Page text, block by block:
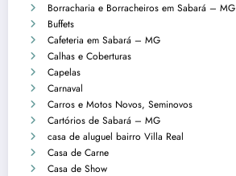
Borracharia e Borracheiros em Sabará – MG
Buffets
Cafeteria em Sabará – MG
Calhas e Coberturas
Capelas
Carnaval
Carros e Motos Novos, Seminovos
Cartórios de Sabará – MG
casa de aluguel bairro Villa Real
Casa de Carne
Casa de Show